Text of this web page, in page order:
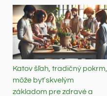
Katov šľah, tradičný pokrm,
môže byť skvelým
základom pre zdravé a